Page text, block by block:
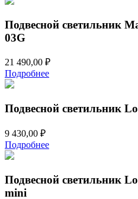
Подвесной светильник
03G
21 490,00 ₽
Подробнее
Подвесной светильник
9 430,00 ₽
Подробнее
Подвесной светильник
mini